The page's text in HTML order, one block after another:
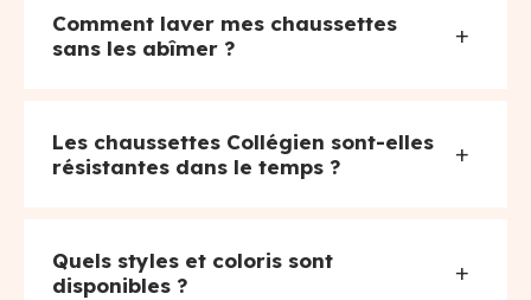
Comment laver mes chaussettes
sans les abîmer ?
+
Les chaussettes Collégien sont-elles
résistantes dans le temps ?
+
Quels styles et coloris sont
disponibles ?
+